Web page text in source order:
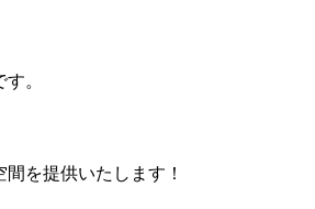
。
を提供いたします！